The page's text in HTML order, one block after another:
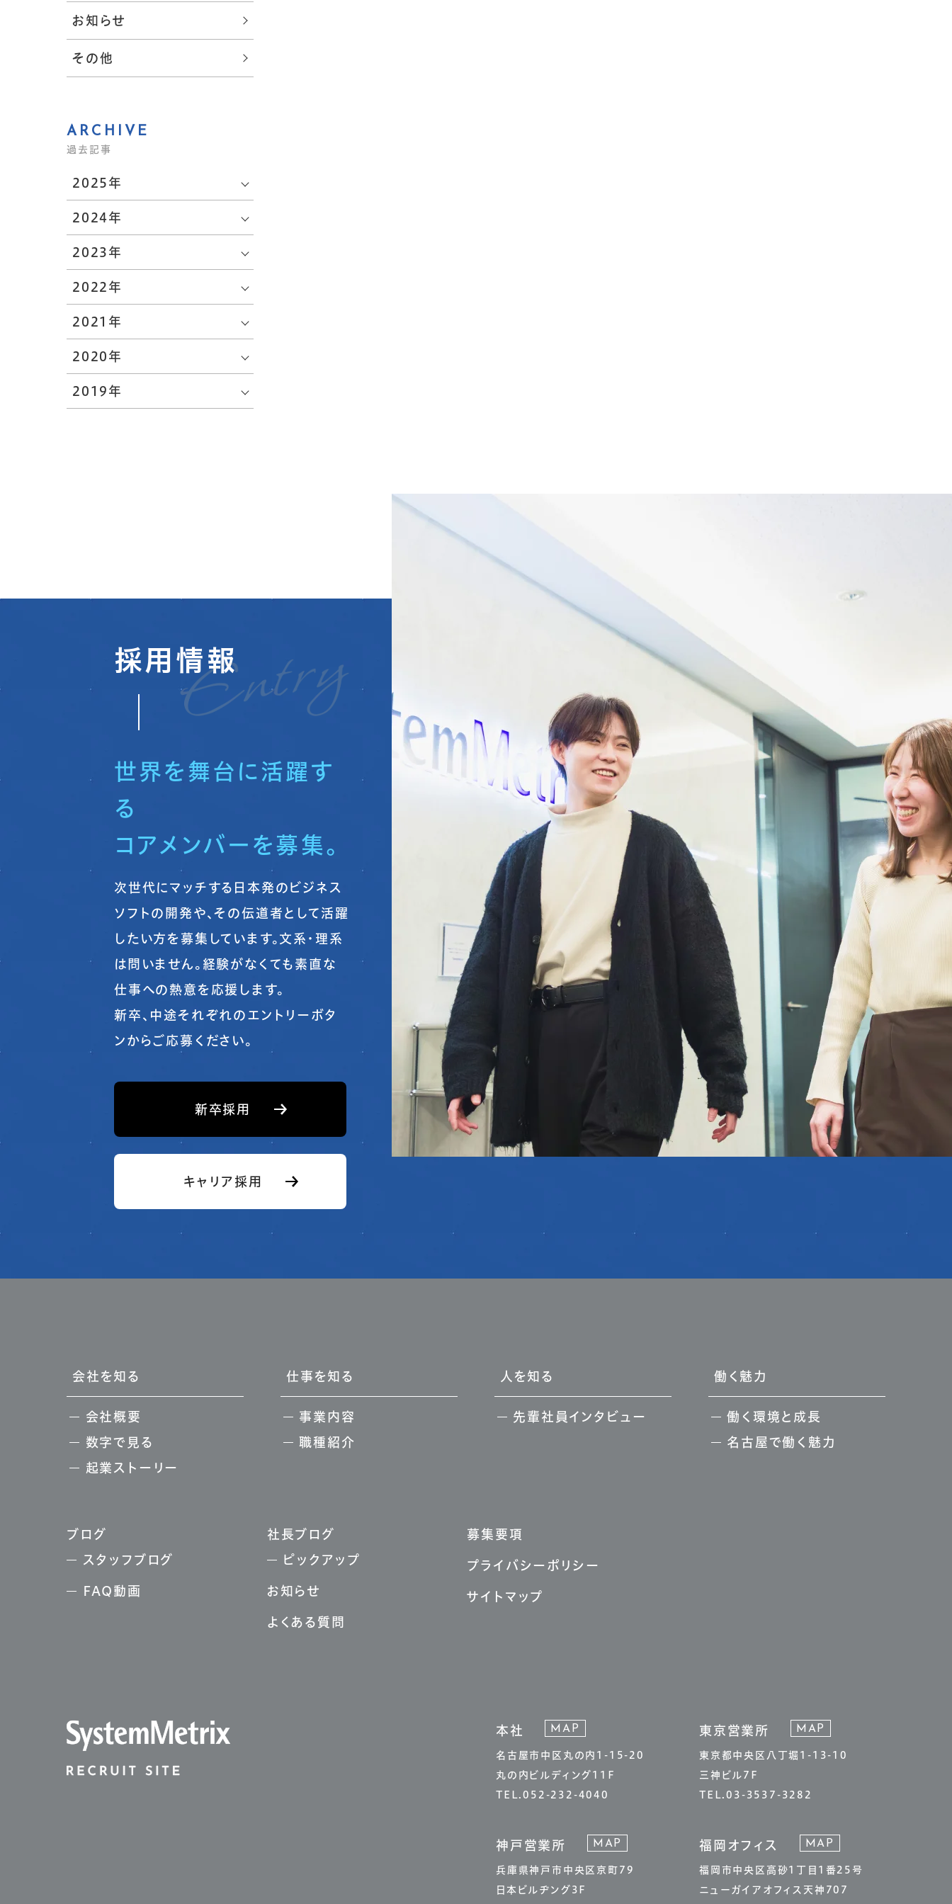
会社を知る
職種紹介
ブログ
スタッフブログ
FAQ動画
募集要項
よくある質問
お知らせ
プライバシーポリシー
サイトマップ
コーポレート
お知らせ
その他
ARCHIVE
過去記事
2025年
2024年
2023年
2022年
2021年
2020年
2019年
採用情報
世界を舞台に活躍す
る
コアメンバーを募集。
次世代にマッチする日本発のビジネス
ソフトの開発や、その伝道者として活躍
したい方を募集しています。文系・理系
は問いません。経験がなくても素直な
仕事への熱意を応援します。
新卒、中途それぞれのエントリーボタ
ンからご応募ください。
新卒採用
キャリア採用
会社を知る
会社概要
数字で見る
起業ストーリー
仕事を知る
事業内容
職種紹介
人を知る
先輩社員インタビュー
働く魅力
働く環境と成長
名古屋で働く魅力
ブログ
スタッフブログ
FAQ動画
社長ブログ
ピックアップ
お知らせ
よくある質問
募集要項
プライバシーポリシー
サイトマップ
本社 MAP
名古屋市中区丸の内1-15-20
丸の内ビルディング11F
TEL.052-232-4040
東京営業所 MAP
東京都中央区八丁堀1-13-10
三神ビル7F
TEL.03-3537-3282
神戸営業所 MAP
兵庫県神戸市中央区京町79
日本ビルヂング3F
福岡オフィス MAP
福岡市中央区高砂1丁目1番25号
ニューガイアオフィス天神707